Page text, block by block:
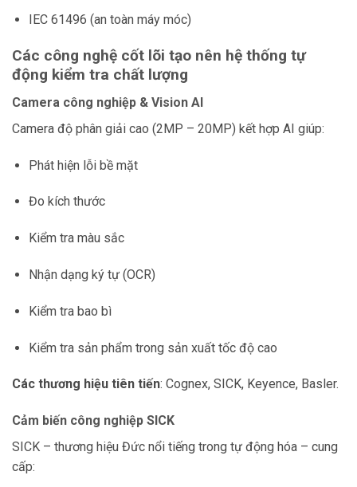
IEC 61496 (an toàn máy móc)
Các công nghệ cốt lõi tạo nên hệ thống tự
động kiểm tra chất lượng
Camera công nghiệp & Vision AI
Camera độ phân giải cao (2MP – 20MP) kết hợp AI giúp:
Phát hiện lỗi bề mặt
Đo kích thước
Kiểm tra màu sắc
Nhận dạng ký tự (OCR)
Kiểm tra bao bì
Kiểm tra sản phẩm trong sản xuất tốc độ cao
Các thương hiệu tiên tiến: Cognex, SICK, Keyence, Basler.
Cảm biến công nghiệp SICK
SICK – thương hiệu Đức nổi tiếng trong tự động hóa – cung
cấp: